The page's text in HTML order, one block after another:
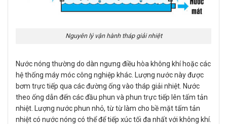
Nguyên lý vận hành tháp giải nhiệt
Nước nóng thường do dàn ngưng điều hòa không khí hoặc các
hệ thống máy móc công nghiệp khác. Lượng nước này được
bơm trực tiếp qua các đường ống vào tháp giải nhiệt. Nước
theo ống dẫn đến các đầu phun và phun trực tiếp lên tấm tản
nhiệt. Lượng nước phun nhỏ, từ từ làm cho bề mặt tấm tản
nhiệt có nước nóng có thể để tiếp xúc tối đa nhất với không khí.